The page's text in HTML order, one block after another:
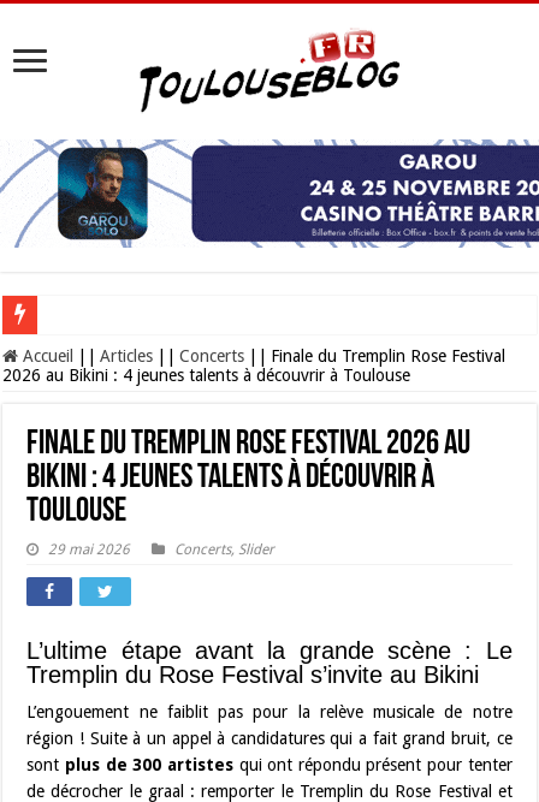
Les Nocturnes de la Cité de l’espace 2026 : l’événement incontournable de
Accueil Articles Concerts
Finale du Tremplin Rose Festival
2026 au Bikini : 4 jeunes talents à découvrir à Toulouse
Finale du Tremplin Rose Festival 2026 au
Bikini : 4 jeunes talents à découvrir à
Toulouse
29 mai 2026 Concerts, Slider
L’ultime étape avant la grande scène : Le
Tremplin du Rose Festival s’invite au Bikini
L’engouement ne faiblit pas pour la relève musicale de notre
région ! Suite à un appel à candidatures qui a fait grand bruit, ce
sont plus de 300 artistesqui ont répondu présent pour tenter
de décrocher le graal : remporter le Tremplin du Rose Festival et